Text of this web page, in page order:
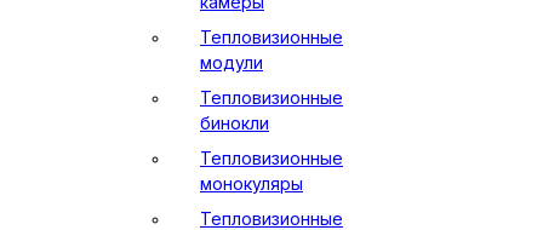
Тепловизионные
модули
Тепловизионные
бинокли
Тепловизионные
монокуляры
Тепловизионные